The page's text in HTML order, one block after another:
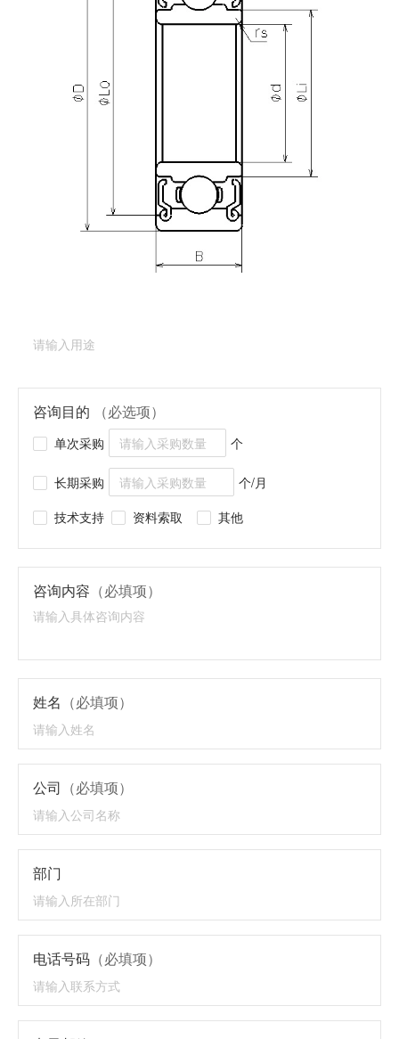
需要更多关于607SS的详细信息？
请填写表格，与美蓓亚三美的产品专家取得联系。
深沟球轴承（基本型）产品型号：
咨询目的 （必选项）
单次采购 个
长期采购
个/月
技术支持
资料索取 其他
咨询内容 （必填项）
姓名 （必填项）
公司 （必填项）
部门
电话号码 （必填项）